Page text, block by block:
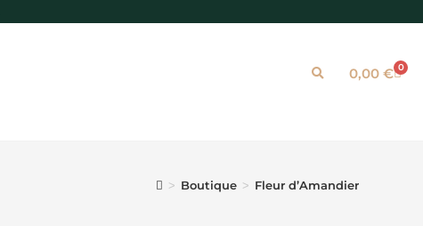
0,00 € 0
> Boutique > Fleur d’Amandier